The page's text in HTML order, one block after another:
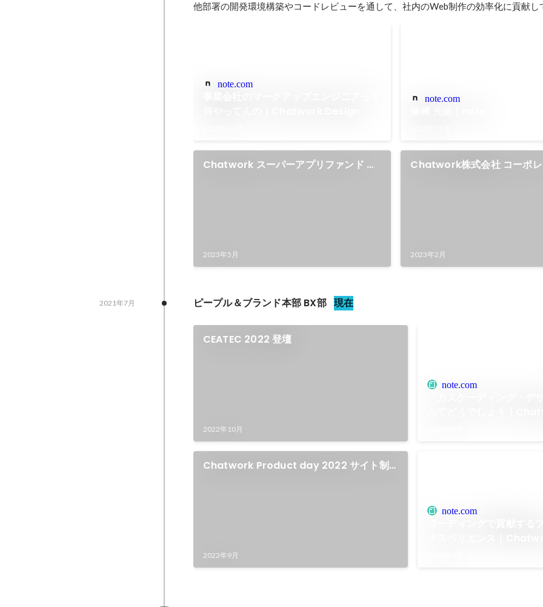
他部署の開発環境構築やコードレビューを通して、社内のWeb制作の効率化に貢献し
note.com
note.com
Chatwork スーパーアプリファンド サ
2023年5月
Chatwork株式会社 コーポレ
2023年2月
ピープル＆ブランド本部 BX部 現在
2021年7月
CEATEC 2022 登壇
2022年10月
note.com
Chatwork Product day 2022 サイト制
2022年9月
note.com